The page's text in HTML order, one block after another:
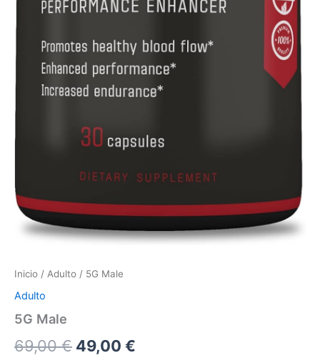
Inicio / Adulto / 5G Male
Adulto
5G Male
69,00€ El
49,00 €